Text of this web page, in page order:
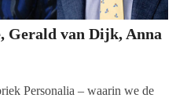
Gerald van Dijk, Anna
Personalia – waarin we de